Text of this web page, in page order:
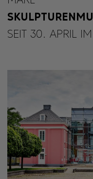
SEIT 30. APRIL